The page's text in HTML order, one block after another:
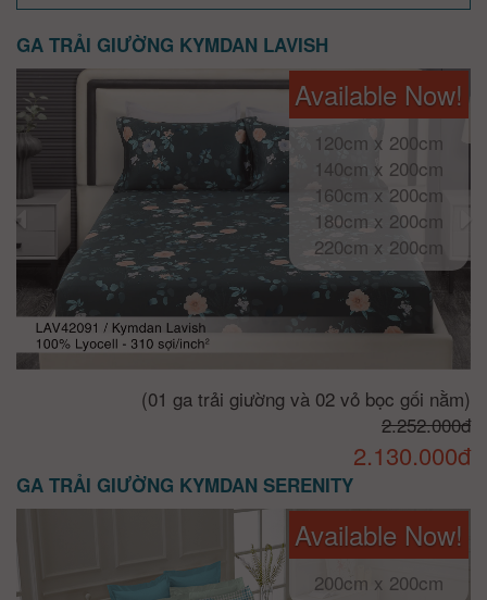
GA TRẢI GIƯỜNG KYMDAN LAVISH
Available Now!
120cm x 200cm
140cm x 200cm
160cm x 200cm
180cm x 200cm
220cm x 200cm
(01 ga trải giường và 02 vỏ bọc gối nằm)
2.252.000đ
2.130.000đ
GA TRẢI GIƯỜNG KYMDAN SERENITY
Available Now!
200cm x 200cm